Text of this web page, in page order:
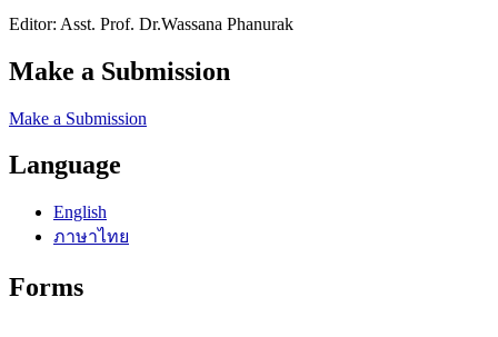
Editor: Asst. Prof. Dr.Wassana Phanurak
Make a Submission
Make a Submission
Language
English
ภาษาไทย
Forms